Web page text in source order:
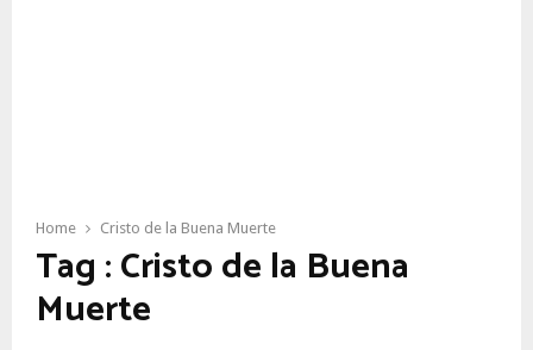
Home Cristo de la Buena Muerte
Tag : Cristo de la Buena
Muerte